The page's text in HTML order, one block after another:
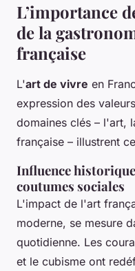
L’importance
de la
française
L'art de vivre en
expression des
domaines clés – l'art,
française – illustrent
Influence
coutumes sociales
L'impact de l'art
moderne, se mesure
quotidienne. Les
et le cubisme ont